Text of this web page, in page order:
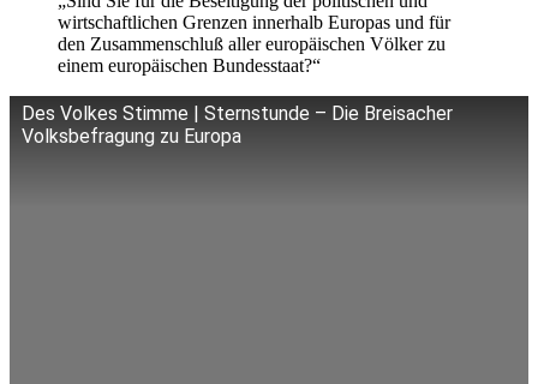
wirtschaftlichen Grenzen innerhalb Europas und für
den Zusammenschluß aller europäischen Völker zu
einem europäischen Bundesstaat?“
Des Volkes Stimme | Sternstunde – Die Breisacher
Volksbefragung zu Europa